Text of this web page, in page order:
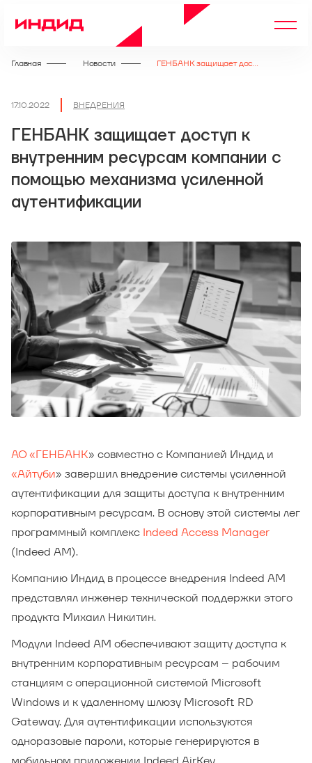
Главная Новости ГЕНБАНК защищает доступ к внутренним ресурсам компании с помощью механизма усиленной аутентификации
17.10.2022 ВНЕДРЕНИЯ
ГЕНБАНК защищает доступ к
внутренним ресурсам компании с
помощью механизма усиленной
аутентификации
АО «ГЕНБАНК» совместно с Компанией Индид и
«Айтуби» завершил внедрение системы усиленной
аутентификации для защиты доступа к внутренним
корпоративным ресурсам. В основу этой системы лег
программный комплекс Indeed Access Manager
(Indeed AM).
Компанию Индид в процессе внедрения Indeed AM
представлял инженер технической поддержки этого
продукта Михаил Никитин.
Модули Indeed AM обеспечивают защиту доступа к
внутренним корпоративным ресурсам – рабочим
станциям с операционной системой Microsoft
Windows и к удаленному шлюзу Microsoft RD
Gateway. Для аутентификации используются
одноразовые пароли, которые генерируются в